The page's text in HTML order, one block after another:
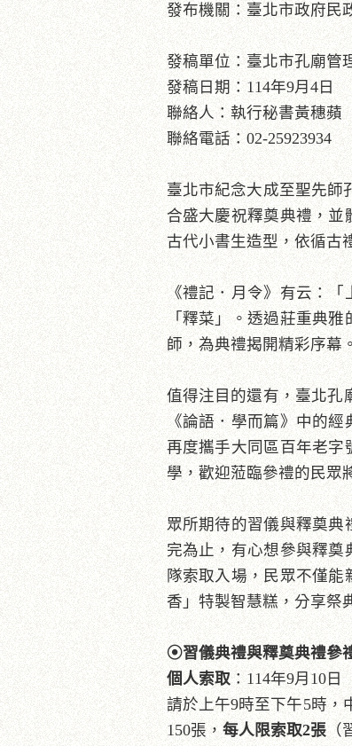
發布機關：臺北市政府民
發稿單位：臺北市孔廟管
發稿日期：114年9月4日
聯絡人：執行秘書黃穗蘋
聯絡電話：02-25923934
臺北市紀念大成至聖先師
合盛大慶祝釋奠典禮，
古代小書生造型，依循古
《禮記．月令》有云：
「釋菜」。透過莊重典
師，為典禮揭開精彩序幕
值得注目的還有，臺北孔
《論語．學而篇》中的
再度攜手大同區百年老
學，歡迎蒞臨參禮的民眾
眾所期待的習儀與釋奠典
完為止，有心想參與釋奠
隊索取入場，民眾不僅
香」特製智慧糕，分享祭
⦿習儀典禮與釋奠典禮參
個人索取：114年9月10日
請於上午9時至下午5時，
150張， 每人限索取2張（